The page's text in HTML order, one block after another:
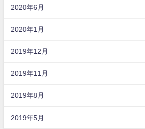
2020年6月
2020年1月
2019年12月
2019年11月
2019年8月
2019年5月